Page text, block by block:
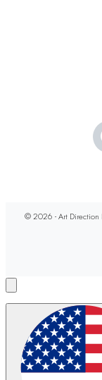
© 2026 - Art Direction